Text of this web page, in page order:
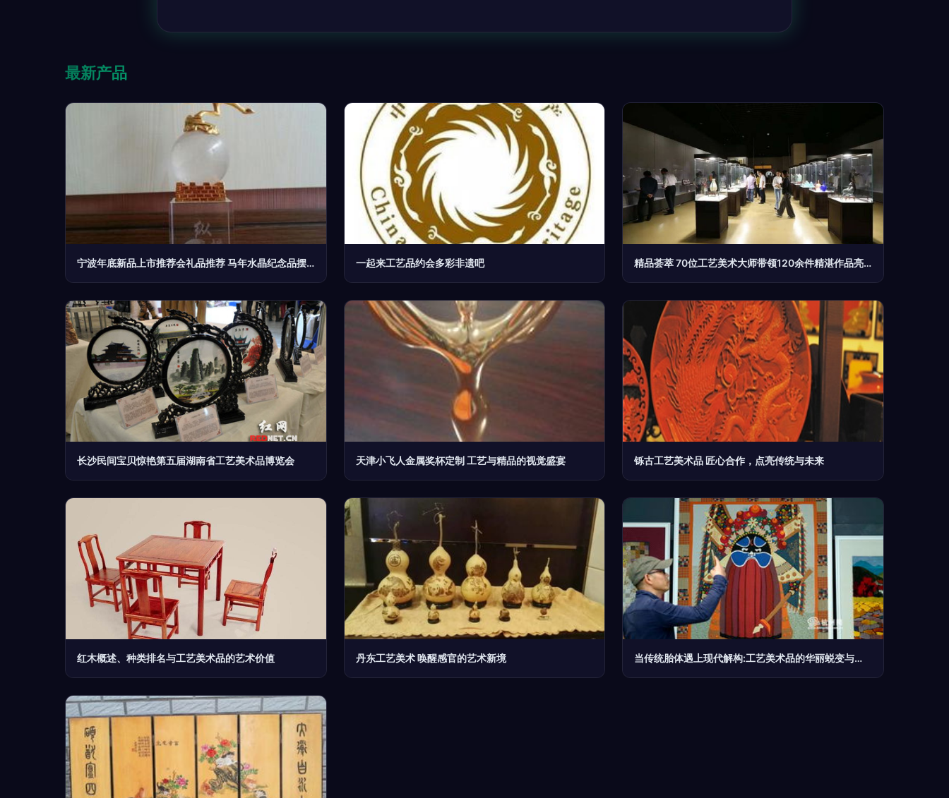
最新产品
宁波年底新品上市推荐会礼品推荐 马年水晶纪念品摆饰采购指南 一起来工艺品约会多彩非遗吧 精品荟萃 70位工艺美术大师带领120余件精湛作品亮相山东博物馆
长沙民间宝贝惊艳第五届湖南省工艺美术品博览会 天津小飞人金属奖杯定制 工艺与精品的视觉盛宴 铄古工艺美术品 匠心合作，点亮传统与未来
红木概述、种类排名与工艺美术品的艺术价值 丹东工艺美术 唤醒感官的艺术新境 当传统胎体遇上现代解构:工艺美术品的华丽蜕变与潜在危机